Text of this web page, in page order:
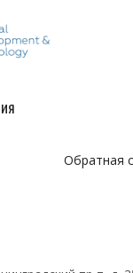
Обратная